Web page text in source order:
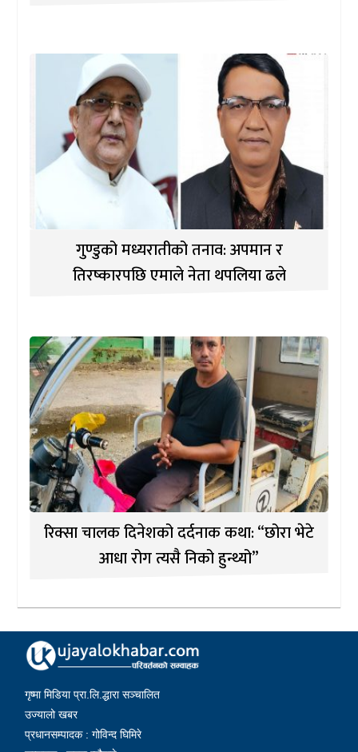
गुण्डुको मध्यरातीको तनाव: अपमान र
तिरष्कारपछि एमाले नेता थपलिया ढले
रिक्सा चालक दिनेशको दर्दनाक कथा: “छोरा भेटे
आधा रोग त्यसै निको हुन्थ्यो”
गृष्मा मिडिया प्रा.लि.द्धारा सञ्चालित
उज्यालो खबर
प्रधानसम्पादक : गोविन्द घिमिरे